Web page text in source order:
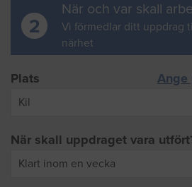
2
När och var skall
Vi förmedlar ditt uppdrag
närhet
Plats Ange
När skall uppdraget vara